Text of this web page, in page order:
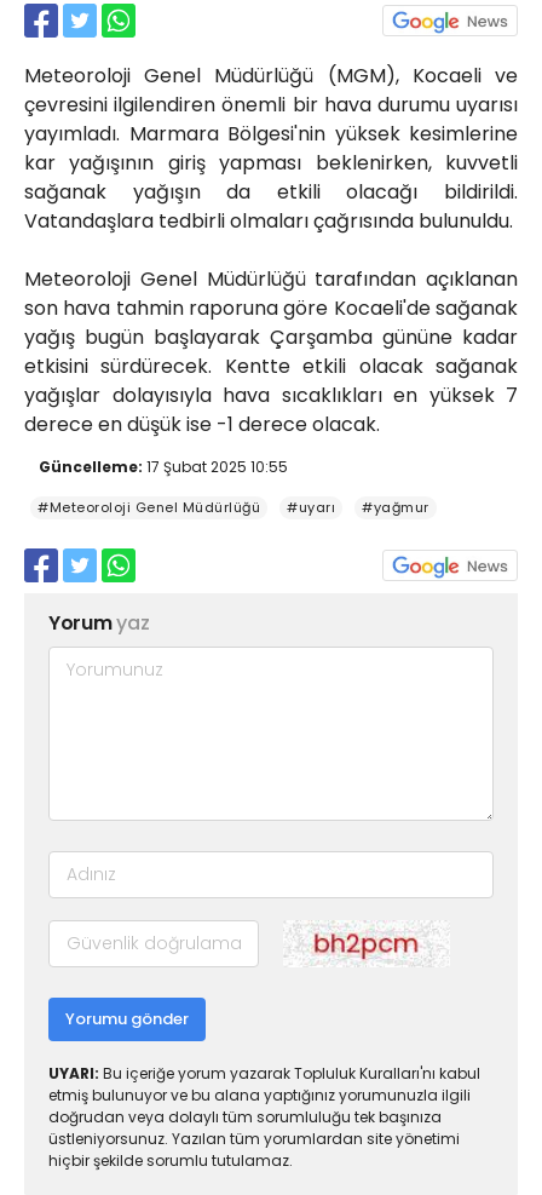
Meteoroloji Genel Müdürlüğü (MGM), Kocaeli ve
çevresini ilgilendiren önemli bir hava durumu uyarısı
yayımladı. Marmara Bölgesi'nin yüksek kesimlerine
kar yağışının giriş yapması beklenirken, kuvvetli
sağanak yağışın da etkili olacağı bildirildi.
Vatandaşlara tedbirli olmaları çağrısında bulunuldu.
Meteoroloji Genel Müdürlüğü tarafından açıklanan
son hava tahmin raporuna göre Kocaeli'de sağanak
yağış bugün başlayarak Çarşamba gününe kadar
etkisini sürdürecek. Kentte etkili olacak sağanak
yağışlar dolayısıyla hava sıcaklıkları en yüksek 7
derece en düşük ise -1 derece olacak.
Güncelleme: 17 Şubat 2025 10:55
#Meteoroloji Genel Müdürlüğü #uyarı #yağmur
Yorumyaz
Yorumu gönder
UYARI: Bu içeriğe yorum yazarak Topluluk Kuralları'nı kabul
etmiş bulunuyor ve bu alana yaptığınız yorumunuzla ilgili
doğrudan veya dolaylı tüm sorumluluğu tek başınıza
üstleniyorsunuz. Yazılan tüm yorumlardan site yönetimi
hiçbir şekilde sorumlu tutulamaz.
Akkavaklar Caddesi No:17/4 İzmit-
KOCAELİ
kocaelisokak@gmail.com